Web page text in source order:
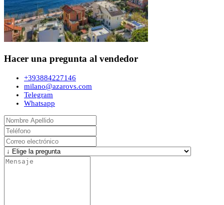
Hacer una pregunta al vendedor
+393884227146
milano@azarovs.com
Telegram
Whatsapp